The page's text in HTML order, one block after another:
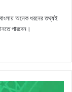
অনেক ধরনের তথ্যই
পারবেন।